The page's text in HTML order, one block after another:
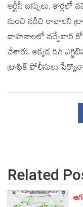
ఆర్టీసీ బస్సులు, కార్లలో
నుంచి నడిచి రావాలని
వాహనాలలో వచ్చేవారి
చేశారు. అక్కడ దిగి
ట్రాఫిక్ పోలీసులు
Related